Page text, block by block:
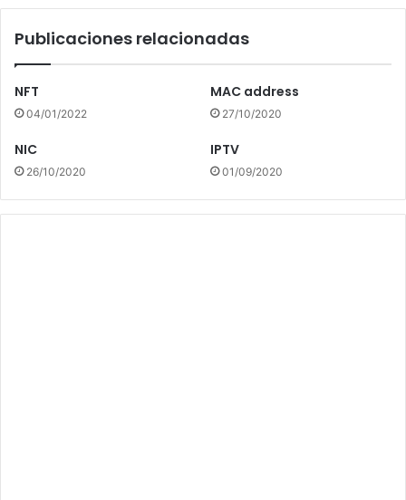
Publicaciones relacionadas
NFT
04/01/2022
MAC address
27/10/2020
NIC
26/10/2020
IPTV
01/09/2020